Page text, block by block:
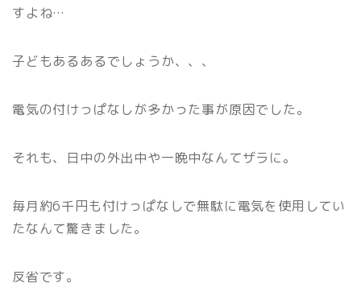
すよね…
子どもあるあるでしょうか、、、
電気の付けっぱなしが多かった事が原因でした。
それも、日中の外出中や一晩中なんてザラに。
毎月約6千円も付けっぱなしで無駄に電気を使用してい
たなんて驚きました。
反省です。